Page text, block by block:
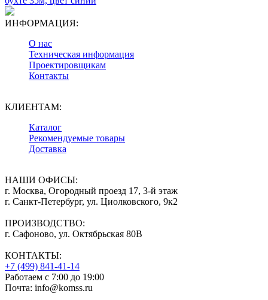
ИНФОРМАЦИЯ:
О нас
Техническая информация
Проектировщикам
Контакты
КЛИЕНТАМ:
Каталог
Рекомендуемые товары
Доставка
НАШИ ОФИСЫ:
г. Москва, Огородный проезд 17, 3-й этаж
г. Санкт-Петербург, ул. Циолковского, 9к2
ПРОИЗВОДСТВО:
г. Сафоново, ул. Октябрьская 80В
КОНТАКТЫ:
+7 (499) 841-41-14
Работаем с 7:00 до 19:00
Почта: info@komss.ru